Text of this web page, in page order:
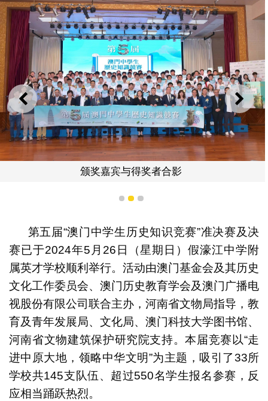
上一则 下一
颁奖嘉宾与得奖者合影
1 2 3
第五届“澳门中学生历史知识竞赛”准决赛及决
赛已于2024年5月26日（星期日）假濠江中学附
属英才学校顺利举行。活动由澳门基金会及其历史
文化工作委员会、澳门历史教育学会及澳门广播电
视股份有限公司联合主办，河南省文物局指导，教
育及青年发展局、文化局、澳门科技大学图书馆、
河南省文物建筑保护研究院支持。本届竞赛以“走
进中原大地，领略中华文明”为主题，吸引了33所
学校共145支队伍、超过550名学生报名参赛，反
应相当踊跃热烈。